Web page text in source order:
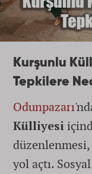
Kurşunlu
Tepkilere
Odunpazarı
Külliyesi
yol açtı.